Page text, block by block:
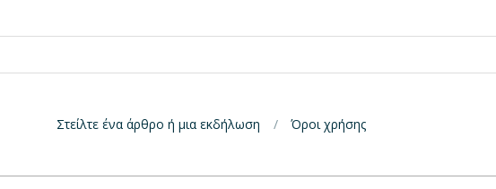
Στείλτε ένα άρθρο ή μια εκδήλωση Όροι χρήσης